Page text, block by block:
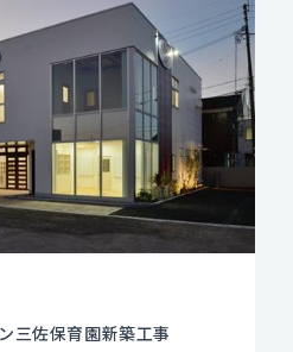
三佐保育園新築工事